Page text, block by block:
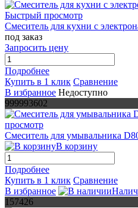
Быстрый просмотр
Смеситель для кухни с
под заказ
Запросить цену
Подробнее
Купить в 1 клик Сравнение
В избранное Недоступно
999993602
просмотр
Смеситель для умывальника
В корзину
Подробнее
Купить в 1 клик Сравнение
В избранное
157426